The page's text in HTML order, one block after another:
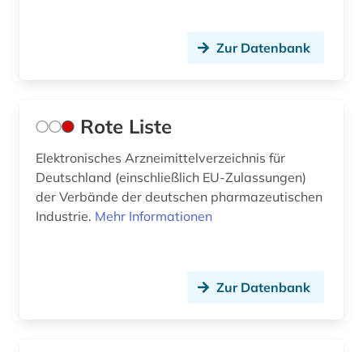
Zur Datenbank
Rote Liste
Elektronisches Arzneimittelverzeichnis für
Deutschland (einschließlich EU-Zulassungen)
der Verbände der deutschen pharmazeutischen
Industrie. Mehr Informationen
Zur Datenbank